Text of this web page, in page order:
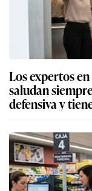
Los expertos
saludan
defensiva y